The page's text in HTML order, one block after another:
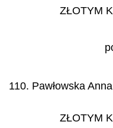
ZŁOTYM
110. Pawłowska
ZŁOTYM